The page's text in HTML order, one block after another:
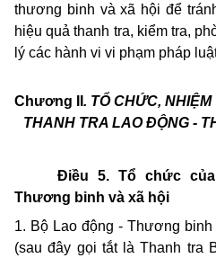
thương binh và xã hội để
hiệu quả thanh tra, kiểm tra,
lý các hành vi vi phạm pháp
Chương II . TỔ CHỨC,
THANH TRA LAO ĐỘNG -
Điều 5. Tổ chức
Thương binh và xã hội
1. Bộ Lao động - Thương
(sau đây gọi tắt là Thanh tra